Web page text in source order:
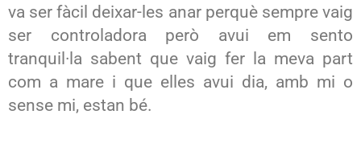
va ser fàcil deixar-les anar perquè sempre vaig
ser controladora però avui em sento
tranquil·la sabent que vaig fer la meva part
com a mare i que elles avui dia, amb mi o
sense mi, estan bé.